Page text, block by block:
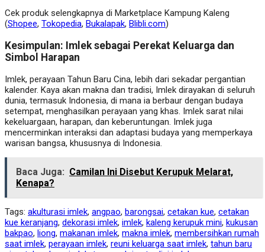
Cek produk selengkapnya di Marketplace Kampung Kaleng
(Shopee, Tokopedia, Bukalapak, Blibli.com)
Kesimpulan: Imlek sebagai Perekat Keluarga dan
Simbol Harapan
Imlek, perayaan Tahun Baru Cina, lebih dari sekadar pergantian
kalender. Kaya akan makna dan tradisi, Imlek dirayakan di seluruh
dunia, termasuk Indonesia, di mana ia berbaur dengan budaya
setempat, menghasilkan perayaan yang khas. Imlek sarat nilai
kekeluargaan, harapan, dan keberuntungan. Imlek juga
mencerminkan interaksi dan adaptasi budaya yang memperkaya
warisan bangsa, khususnya di Indonesia.
Baca Juga: Camilan Ini Disebut Kerupuk Melarat,
Kenapa?
Tags: akulturasi imlek, angpao, barongsai, cetakan kue, cetakan
kue keranjang, dekorasi imlek, imlek, kaleng kerupuk mini, kukusan
bakpao, liong, makanan imlek, makna imlek, membersihkan rumah
saat imlek, perayaan imlek, reuni keluarga saat imlek, tahun baru